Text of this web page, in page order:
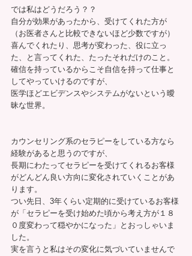
では私はどうだろう？？
自分が効果があったから、受けてくれた方が
（お医者さんと比較できないほど少数ですが）
喜んでくれたり、思考が変わった、役に立っ
た、と言ってくれた、たったそれだけのこと。
確信を持っているからこそ自信を持って仕事と
してやっていけるのですが、
医学ほどエビデンスやシステムがないという曖
昧な世界。
カウンセリング系のセラピーをしている方なら
経験があると思うのですが、
長期にわたってセラピーを受けてくれるお客様
がどんどん良い方向に変化されていくことがあ
ります。
つい先日、3年くらい定期的に受けているお客様
が「セラピーを受け始めた頃から考え方が１８
０度変わって穏やかになった」とおっしゃいま
した。
実を言うと私はその変化に気づいていませんで